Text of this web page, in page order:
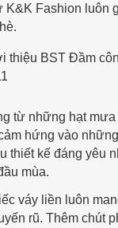
K&K Fashion luôn
từ những hạt
hứng vào
thiết kế đáng yêu
mùa.
váy liền luôn
rũ. Thêm chút